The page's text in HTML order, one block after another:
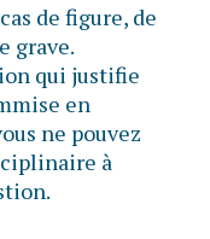
de figure, de
grave.
qui justifie
en
ne pouvez
à